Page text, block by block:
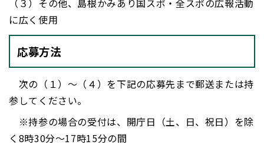
に広く使用
応募方法
次の（１）～（４）を下記の応募先まで郵送または持
参してください。
※持参の場合の受付は、開庁日（土、日、祝日）を除
く8時30分～17時15分の間